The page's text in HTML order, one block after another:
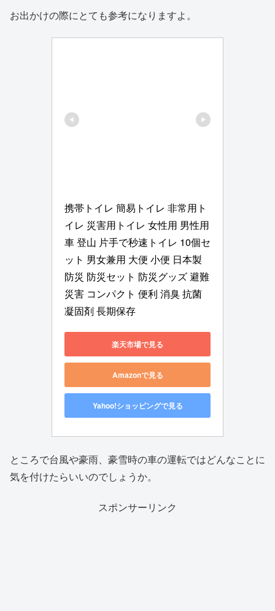
お出かけの際にとても参考になりますよ。
携帯トイレ 簡易トイレ 非常用ト
イレ 災害用トイレ 女性用 男性用
車 登山 片手で秒速トイレ 10個セ
ット 男女兼用 大便 小便 日本製
防災 防災セット 防災グッズ 避難
災害 コンパクト 便利 消臭 抗菌
凝固剤 長期保存
楽天市場で見る
Amazonで見る
Yahoo!ショッピングで見る
ところで台風や豪雨、豪雪時の車の運転ではどんなことに
気を付けたらいいのでしょうか。
スポンサーリンク